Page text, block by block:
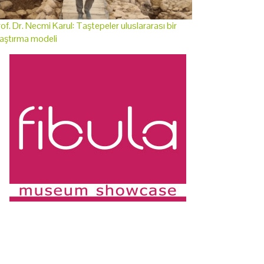
Dr. Necmi Karul: Taştepeler uluslararası bir
modeli